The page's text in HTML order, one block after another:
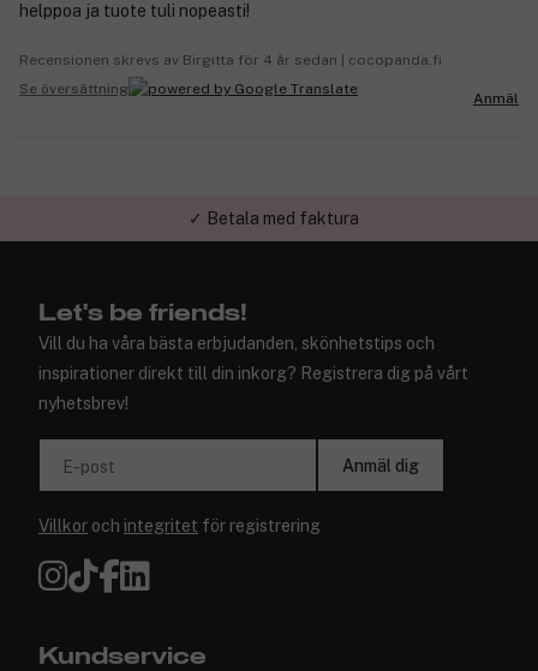
helppoa ja tuote tuli nopeasti!
Recensionen skrevs av Birgitta för 4 år sedan | cocopanda.fi
Se översättning
Anmäl
✓ Trygg E-handel
Let's be friends!
Vill du ha våra bästa erbjudanden, skönhetstips och
inspirationer direkt till din inkorg? Registrera dig på vårt
nyhetsbrev!
E-post Anmäl dig
Villkor och integritet för registrering
Kundservice